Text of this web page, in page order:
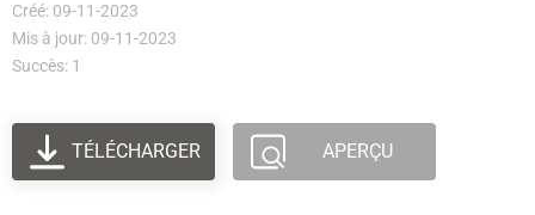
Créé: 09-11-2023
Mis à jour: 09-11-2023
Succès: 1
TÉLÉCHARGER APERÇU